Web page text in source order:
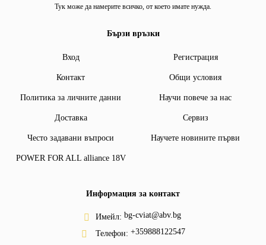
Тук може да намерите всичко, от което имате нужда.
Бързи връзки
Вход Регистрация
Контакт Общи условия
Политика за личните данни Научи повече за нас
Доставка Сервиз
Често задавани въпроси Научете новините първи
POWER FOR ALL alliance 18V
Информация за контакт
Имейл: bg-cviat@abv.bg
Телефон: +359888122547